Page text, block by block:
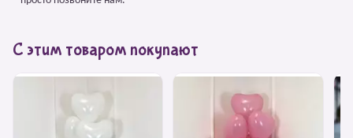
С этим товаром покупают